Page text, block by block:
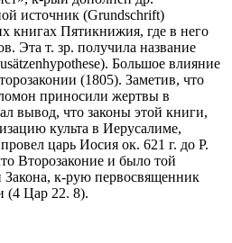
источник (Grundschrift)
книгах Пятикнижия, где в него
Эта т. зр. получила название
Большое влияние
(1805). Заметив, что
приносили жертвы в
вывод, что законы этой книги,
культа в Иерусалиме,
царь Иосия ок. 621 г. до Р.
Второзаконие и было той
к-рую первосвященник
(4 Цар 22. 8).